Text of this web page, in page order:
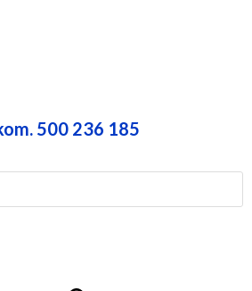
500 236 185